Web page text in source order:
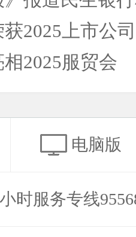
司董事会最佳实践案例、上市公
2025服贸会
电脑版
时服务专线